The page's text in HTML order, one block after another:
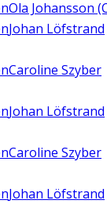
Ola Johansson
Johan Löfstrand
Caroline Szyber
Johan Löfstrand
Caroline Szyber
Johan Löfstrand